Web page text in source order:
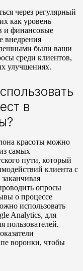
через регулярный
как уровень
и финансовые
внедрения
были ваши
среди клиентов,
улучшениях.
в
красоты можно
самых
пути, который
клиента с
опросы
о процессе
использовать
Analytics, для
пользователей.
воронки, чтобы